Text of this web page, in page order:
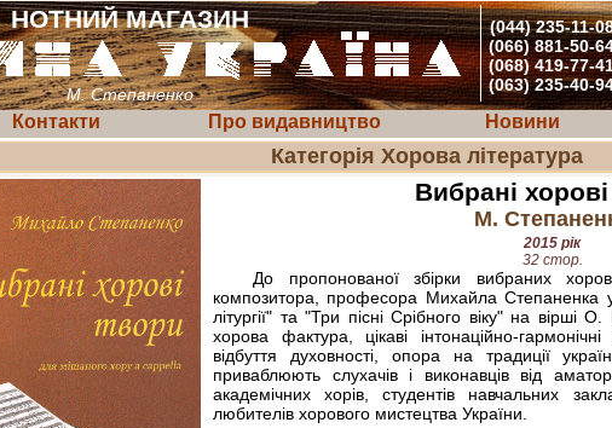
НОТНИЙ МАГАЗИН
М. Степаненко
(044) 235-11-
(066) 881-50-
(068) 419-77-
(063) 235-40-
Контакти Про видавництво Новини
Категорія Хорова література
Вибрані
М.
2015 рік
32 стор.
До пропонованої збірки вибраних
композитора, професора Михайла Степаненка
літургії" та "Три пісні Срібного віку" на вірші
хорова фактура, цікаві інтонаційно-
відбуття духовності, опора на традиції
приваблюють слухачів і виконавців від
академічних хорів, студентів навчальних
любителів хорового мистецтва України.